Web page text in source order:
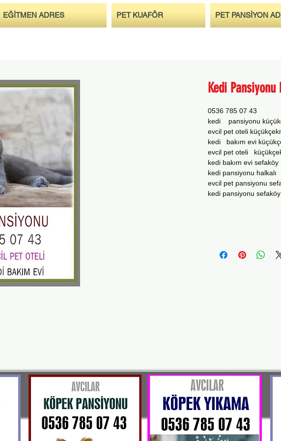
EĞİTMEN ADRES PET KUAFÖR PET PANSİYON
Kedi
0536 785 07 43
kedi pansiyonu
evcil pet oteli
kedi bakım evi
evcil pet oteli
kedi bakım evi sefaköy
kedi pansiyonu halkalı
evcil pet pansiyonu
kedi pansiyonu sefaköy